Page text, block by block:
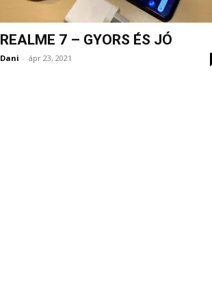
REALME 7 – GYORS ÉS JÓ
Dani - ápr 23, 2021